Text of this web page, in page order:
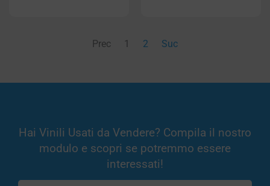
Prec 1 2 Suc
Hai Vinili Usati da Vendere? Compila il nostro
modulo e scopri se potremmo essere
interessati!